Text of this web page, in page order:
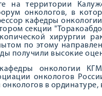
на территории
онкологов, в
кафедры
секции
хирургии
по этому
получили высокие
онкологии
онкологов
в